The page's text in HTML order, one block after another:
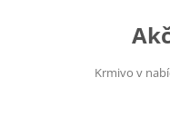
Krmivo v